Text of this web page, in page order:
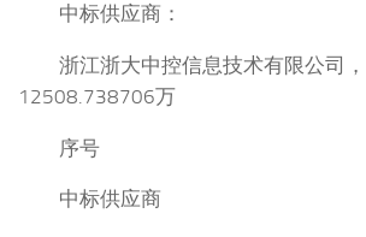
中标供应商：
浙江浙大中控信息技术有限公司，
12508.738706万
序号
中标供应商